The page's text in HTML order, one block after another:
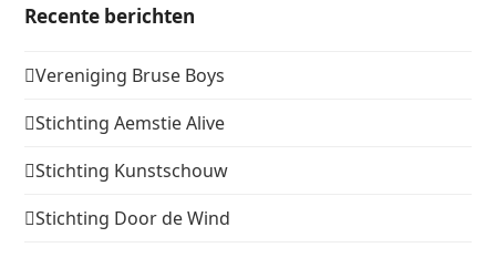
Recente berichten
Vereniging Bruse Boys
Stichting Aemstie Alive
Stichting Kunstschouw
Stichting Door de Wind